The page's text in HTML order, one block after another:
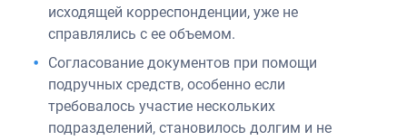
исходящей корреспонденции, уже не
справлялись с ее объемом.
Согласование документов при помощи
подручных средств, особенно если
требовалось участие нескольких
подразделений, становилось долгим и не